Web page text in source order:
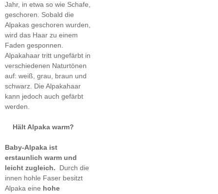
Jahr, in etwa so wie Schafe,
geschoren. Sobald die
Alpakas geschoren wurden,
wird das Haar zu einem
Faden gesponnen.
Alpakahaar tritt ungefärbt in
verschiedenen Naturtönen
auf: weiß, grau, braun und
schwarz. Die Alpakahaar
kann jedoch auch gefärbt
werden.
Hält Alpaka warm?
Baby-Alpaka ist
erstaunlich warm und
leicht zugleich.
Durch die
innen hohle Faser besitzt
Alpaka eine hohe